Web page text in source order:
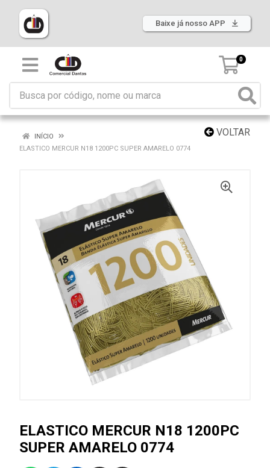
Baixe já nosso APP
0
VOLTAR
INÍCIO
ELASTICO MERCUR N18 1200PC SUPER AMARELO 0774
ELASTICO MERCUR N18 1200PC
SUPER AMARELO 0774